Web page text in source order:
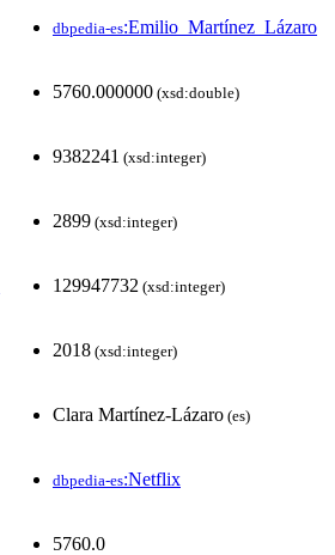
dbpedia-es:Emilio_Martínez_Lázaro
5760.000000 (xsd:double)
9382241 (xsd:integer)
2899 (xsd:integer)
129947732 (xsd:integer)
2018 (xsd:integer)
Clara Martínez-Lázaro (es)
dbpedia-es:Netflix
5760.0